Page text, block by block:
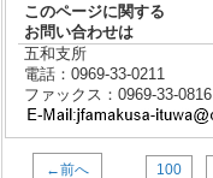
このページに関する
お問い合わせは
五和支所
電話：0969-33-0211
ファックス：0969-33-0816
←前へ 100